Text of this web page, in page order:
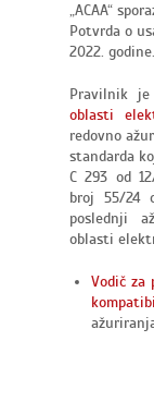
„ACAA“
Potvrda o
2022. godine.
Pravilnik je
oblasti
redovno
standarda
C 293 od
broj 55/24
poslednji
oblasti
Vodič za